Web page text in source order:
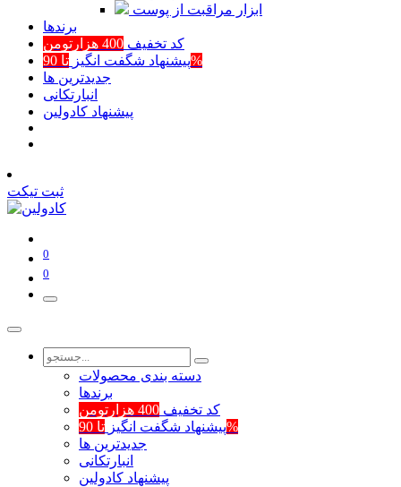
ابزار مراقبت از پوست
برند‌ها
کد تخفیف 400 هزارتومن
پیشنهاد شگفت انگیزتا 90%
جدیدترین ها
انبارتکانی
پیشنهاد کادولین
ثبت تیکت
0
0
دسته بندی محصولات
برند‌ها
کد تخفیف 400 هزارتومن
پیشنهاد شگفت انگیزتا 90%
جدیدترین ها
انبارتکانی
پیشنهاد کادولین